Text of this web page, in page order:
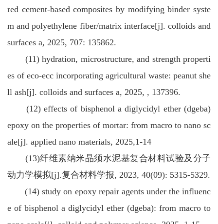
red cement-based composites by modifying binder syste
m and polyethylene fiber/matrix interface[j]. colloids and
surfaces a, 2025, 707: 135862.
(11) hydration, microstructure, and strength properti
es of eco-ecc incorporating agricultural waste: peanut she
ll ash[j]. colloids and surfaces a, 2025, , 137396.
(12) effects of bisphenol a diglycidyl ether (dgeba)
epoxy on the properties of mortar: from macro to nano sc
ale[j]. applied nano materials, 2025,1-14
(13)纤维素纳米晶须水泥基复合材料试验及分子
动力学模拟[j].复合材料学报, 2023, 40(09): 5315-5329.
(14) study on epoxy repair agents under the influenc
e of bisphenol a diglycidyl ether (dgeba): from macro to